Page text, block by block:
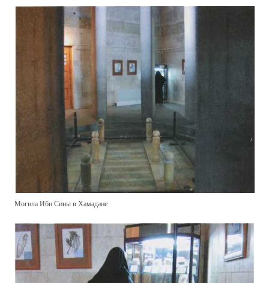
Могила Ибн Сины в Хамадане